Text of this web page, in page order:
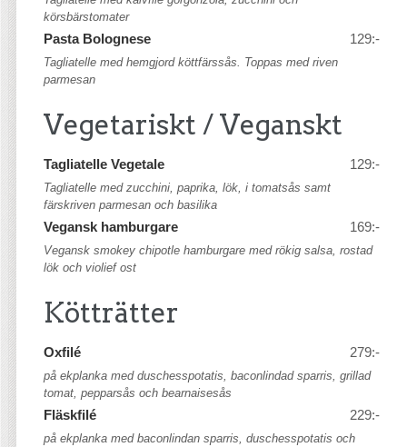
körsbärstomater
Pasta Bolognese 129:-
Tagliatelle med hemgjord köttfärssås. Toppas med riven
parmesan
Vegetariskt / Veganskt
Tagliatelle Vegetale 129:-
Tagliatelle med zucchini, paprika, lök, i tomatsås samt
färskriven parmesan och basilika
Vegansk hamburgare 169:-
Vegansk smokey chipotle hamburgare med rökig salsa, rostad
lök och violief ost
Kötträtter
Oxfilé 279:-
på ekplanka med duschesspotatis, baconlindad sparris, grillad
tomat, pepparsås och bearnaisesås
Fläskfilé 229:-
på ekplanka med baconlindan sparris, duschesspotatis och